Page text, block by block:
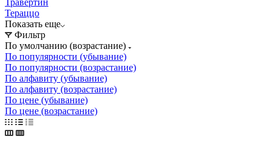
Тераццо
Показать еще
Фильтр
По умолчанию (возрастание)
По популярности (убывание)
По популярности (возрастание)
По алфавиту (убывание)
По алфавиту (возрастание)
По цене (убывание)
По цене (возрастание)